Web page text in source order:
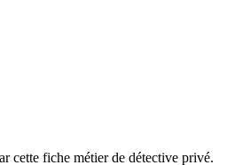
cette fiche métier de détective privé.